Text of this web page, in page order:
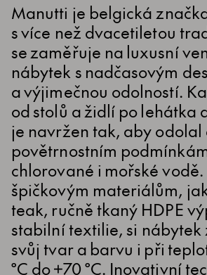
Manutti je belgická
s více než dvacetiletou
se zaměřuje na luxusní
nábytek s nadčasovým
a výjimečnou odolností.
od stolů a židlí po lehátka
je navržen tak, aby
povětrnostním
chlorované i mořské
špičkovým materiálům,
teak, ručně tkaný HDPE
stabilní textilie, si nábytek
svůj tvar a barvu i při
°C do +70 °C. Inovativní